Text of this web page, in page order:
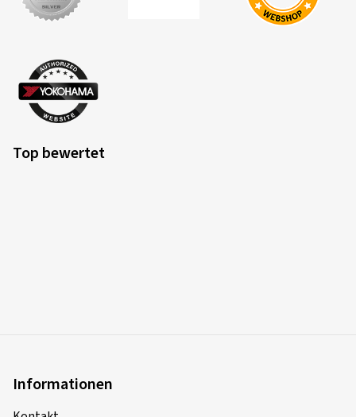
Top bewertet
Informationen